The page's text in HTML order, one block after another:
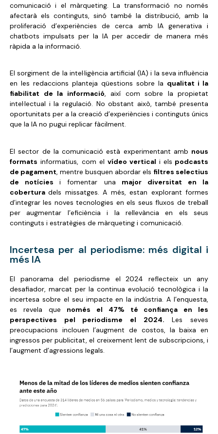
comunicació i el màrqueting. La transformació no només
afectarà els continguts, sinó també la distribució, amb la
proliferació d’experiències de cerca amb IA generativa i
chatbots impulsats per la IA per accedir de manera més
ràpida a la informació.
El sorgiment de la intel·ligència artificial (IA) i la seva influència
en les redaccions planteja qüestions sobre la qualitat i la
fiabilitat de la informació, així com sobre la propietat
intel·lectual i la regulació. No obstant això, també presenta
oportunitats per a la creació d’experiències i continguts únics
que la IA no pugui replicar fàcilment.
El sector de la comunicació està experimentant amb nous
formats informatius, com el vídeo vertical i els podcasts
de pagament, mentre busquen abordar els filtres selectius
de notíciesi fomentar una major diversitat en la
coberturadels missatges. A més, estan explorant formes
d’integrar les noves tecnologies en els seus fluxos de treball
per augmentar l’eficiència i la rellevància en els seus
continguts i estratègies de màrqueting i comunicació.
Incertesa per al periodisme: més digital i
més IA
El panorama del periodisme el 2024 reflecteix un any
desafiador, marcat per la continua evolució tecnològica i la
incertesa sobre el seu impacte en la indústria. A l’enquesta,
es revela que només el 47% té confiança en les
perspectives pel periodisme el 2024. Les seves
preocupacions inclouen l’augment de costos, la baixa en
ingressos per publicitat, el creixement lent de subscripcions, i
l’augment d’agressions legals.